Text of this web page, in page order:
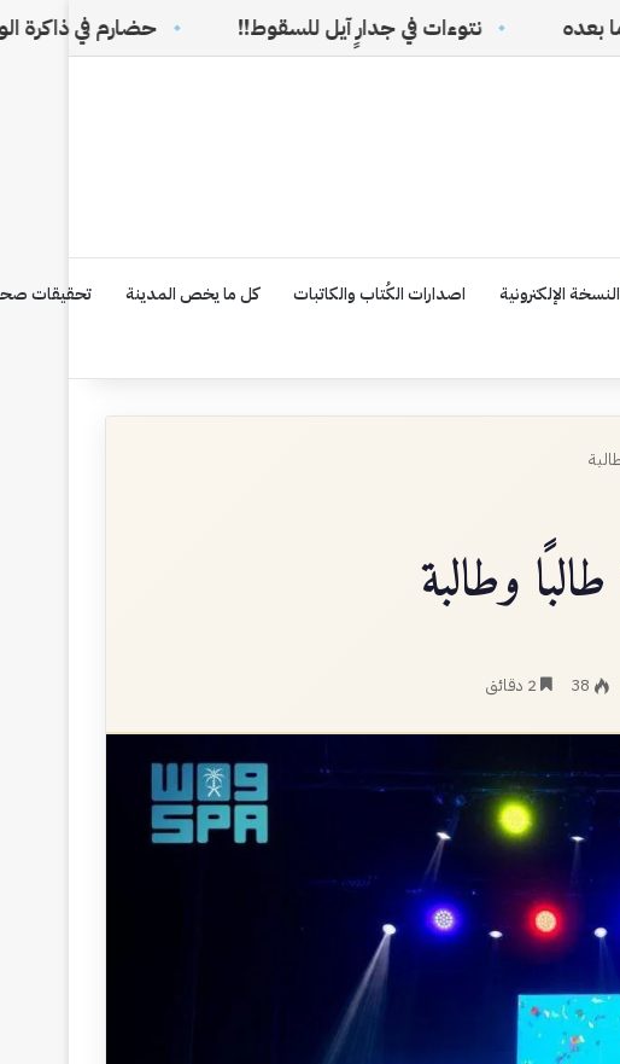
نتوءات في جدارٍ آيل للسقوط!! حضارم في ذاكرة الوطن السعودي
النسخة الإلكترونية اصدارات الكُتاب والكاتبات كل ما يخص المدينة تحقيقات
38